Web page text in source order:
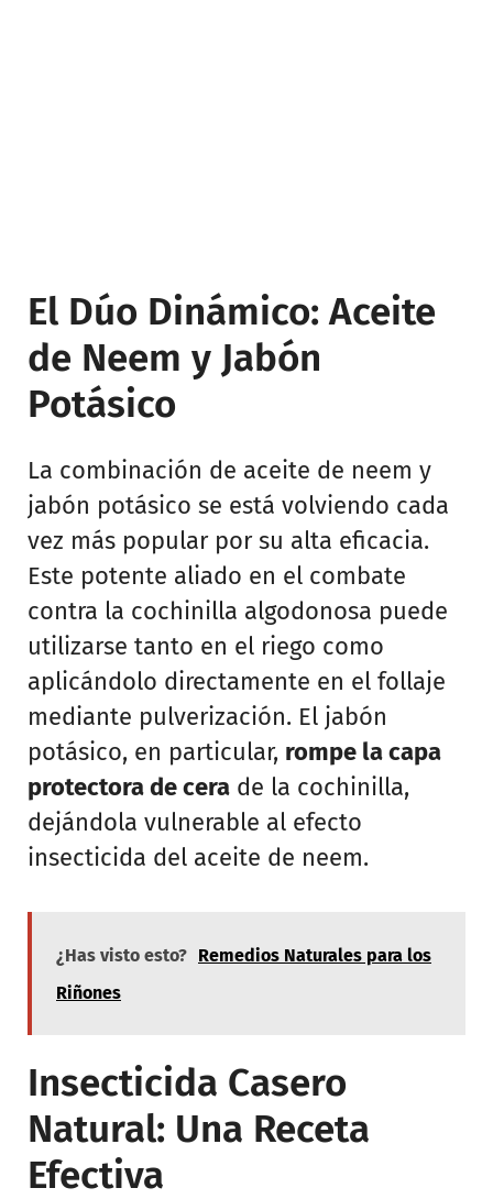
El Dúo Dinámico: Aceite
de Neem y Jabón
Potásico
La combinación de aceite de neem y
jabón potásico se está volviendo cada
vez más popular por su alta eficacia.
Este potente aliado en el combate
contra la cochinilla algodonosa puede
utilizarse tanto en el riego como
aplicándolo directamente en el follaje
mediante pulverización. El jabón
potásico, en particular, rompe la capa
protectora de cera de la cochinilla,
dejándola vulnerable al efecto
insecticida del aceite de neem.
¿Has visto esto? Remedios Naturales para los
Riñones
Insecticida Casero
Natural: Una Receta
Efectiva